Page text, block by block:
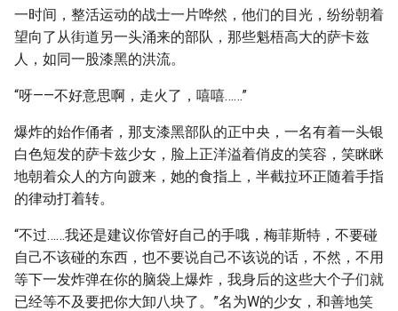
一时间，整活运动的战士一片哗然，他们的目光，纷纷朝着
望向了从街道另一头涌来的部队，那些魁梧高大的萨卡兹
人，如同一股漆黑的洪流。
“呀——不好意思啊，走火了，嘻嘻……”
爆炸的始作俑者，那支漆黑部队的正中央，一名有着一头银
白色短发的萨卡兹少女，脸上正洋溢着俏皮的笑容，笑眯眯
地朝着众人的方向踱来，她的食指上，半截拉环正随着手指
的律动打着转。
“不过……我还是建议你管好自己的手哦，梅菲斯特，不要碰
自己不该碰的东西，也不要说自己不该说的话，不然，不用
等下一发炸弹在你的脑袋上爆炸，我身后的这些大个子们就
已经等不及要把你大卸八块了。”名为W的少女，和善地笑